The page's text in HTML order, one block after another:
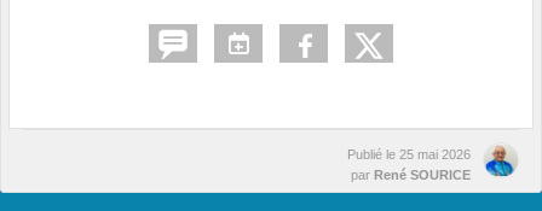
Publié le 25 mai 2026
par René SOURICE